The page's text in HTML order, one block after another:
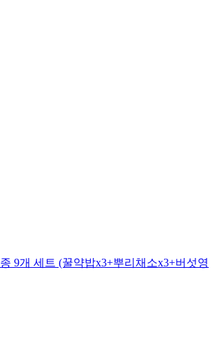
9개 세트 (꿀약밥x3+뿌리채소x3+버섯영